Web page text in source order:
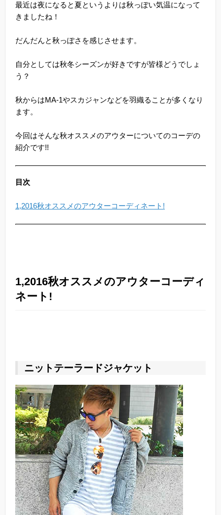
最近は夜になると夏というよりは秋っぽい気温になって
きましたね！
だんだんと秋っぽさを感じさせます。
自分としては秋冬シーズンが好きですが皆様どうでしょ
う？
秋からはMA-1やスカジャンなどを羽織ることが多くなり
ます。
今回はそんな秋オススメのアウターについてのコーデの
紹介です!!
目次
1,2016秋オススメのアウターコーディネート!
1,2016秋オススメのアウターコーディ
ネート!
ニットテーラードジャケット